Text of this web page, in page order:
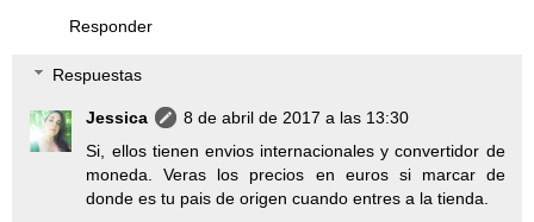
Responder
Respuestas
Jessica
8 de abril de 2017 a las 13:30
Si, ellos tienen envios internacionales y convertidor de
moneda. Veras los precios en euros si marcar de
donde es tu pais de origen cuando entres a la tienda.